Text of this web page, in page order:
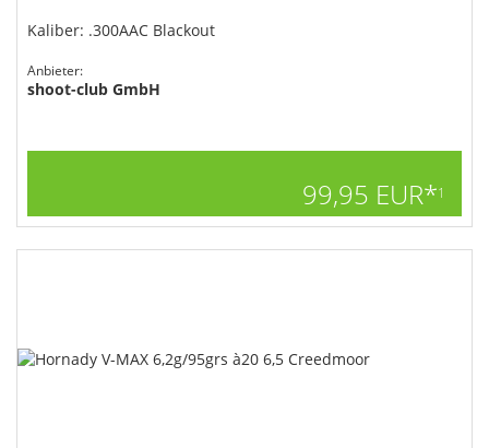
Kaliber: .300AAC Blackout
Anbieter:
shoot-club GmbH
99,95 EUR*1